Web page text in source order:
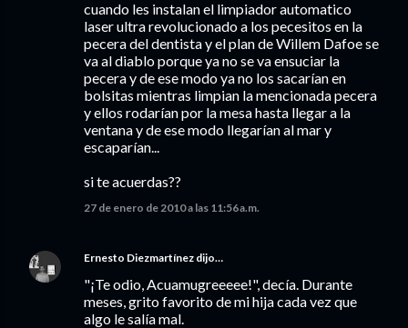
cuando les instalan el limpiador automatico
laser ultra revolucionado a los pecesitos en la
pecera del dentista y el plan de Willem Dafoe se
va al diablo porque ya no se va ensuciar la
pecera y de ese modo ya no los sacarían en
bolsitas mientras limpian la mencionada pecera
y ellos rodarían por la mesa hasta llegar a la
ventana y de ese modo llegarían al mar y
escaparían...
si te acuerdas??
27 de enero de 2010 a las 11:56 a.m.
Ernesto Diezmartínez dijo…
"¡Te odio, Acuamugreeeee!", decía. Durante
meses, grito favorito de mi hija cada vez que
algo le salía mal.